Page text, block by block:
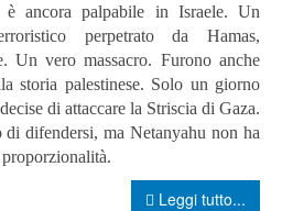
è ancora palpabile in Israele. Un
perpetrato da Hamas,
Un vero massacro. Furono anche
storia palestinese. Solo un giorno
di attaccare la Striscia di Gaza.
difendersi, ma Netanyahu non ha
Leggi tutto...